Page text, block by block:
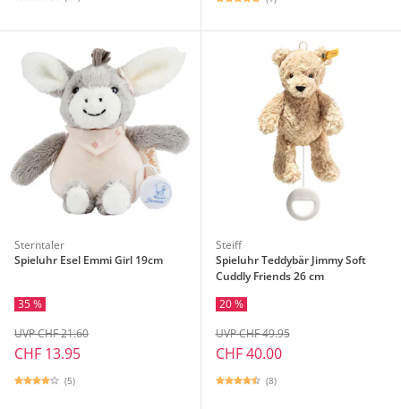
Sterntaler
Spieluhr Esel Emmi Girl 19cm
35 %
CHF 13.95
UVP CHF 21.60
(5)
Steiff
Spieluhr Teddybär Jimmy Soft
Cuddly Friends 26 cm
20 %
CHF 40.00
UVP CHF 49.95
(8)